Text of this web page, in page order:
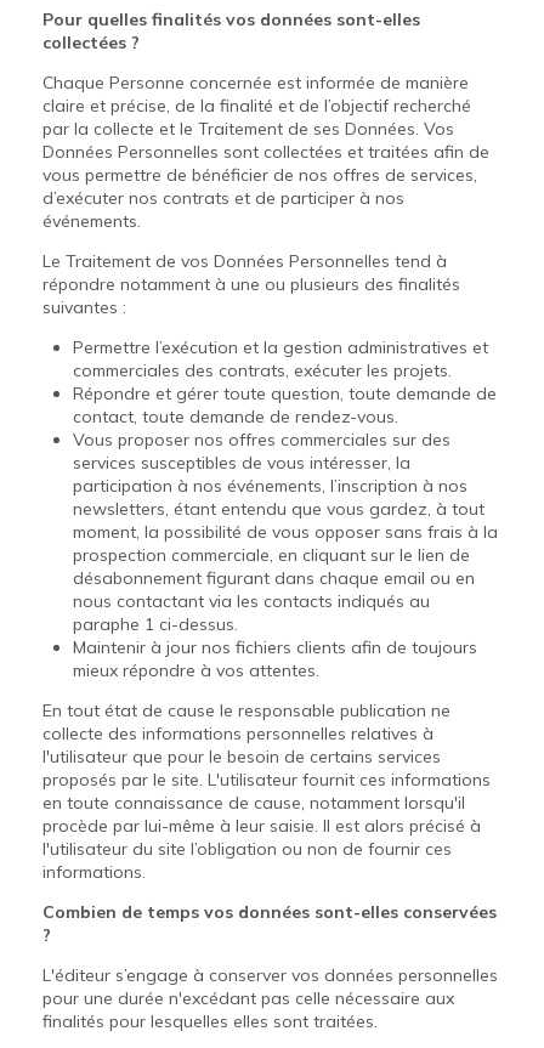
Pour quelles finalités vos données sont-elles
collectées ?
Chaque Personne concernée est informée de manière
claire et précise, de la finalité et de l’objectif recherché
par la collecte et le Traitement de ses Données. Vos
Données Personnelles sont collectées et traitées afin de
vous permettre de bénéficier de nos offres de services,
d’exécuter nos contrats et de participer à nos
événements.
Le Traitement de vos Données Personnelles tend à
répondre notamment à une ou plusieurs des finalités
suivantes :
Permettre l’exécution et la gestion administratives et
commerciales des contrats, exécuter les projets.
Répondre et gérer toute question, toute demande de
contact, toute demande de rendez-vous.
Vous proposer nos offres commerciales sur des
services susceptibles de vous intéresser, la
participation à nos événements, l’inscription à nos
newsletters, étant entendu que vous gardez, à tout
moment, la possibilité de vous opposer sans frais à la
prospection commerciale, en cliquant sur le lien de
désabonnement figurant dans chaque email ou en
nous contactant via les contacts indiqués au
paraphe 1 ci-dessus.
Maintenir à jour nos fichiers clients afin de toujours
mieux répondre à vos attentes.
En tout état de cause le responsable publication ne
collecte des informations personnelles relatives à
l'utilisateur que pour le besoin de certains services
proposés par le site. L'utilisateur fournit ces informations
en toute connaissance de cause, notamment lorsqu'il
procède par lui-même à leur saisie. Il est alors précisé à
l'utilisateur du site l’obligation ou non de fournir ces
informations.
Combien de temps vos données sont-elles conservées
?
L'éditeur s’engage à conserver vos données personnelles
pour une durée n'excédant pas celle nécessaire aux
finalités pour lesquelles elles sont traitées.